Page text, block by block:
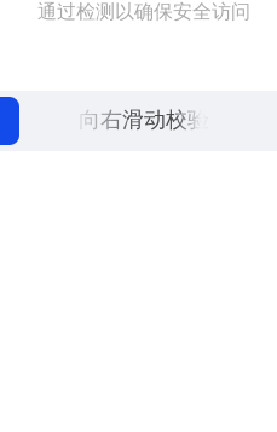
通过检测以确保安全访问